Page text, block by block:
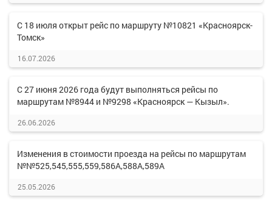
С 18 июля открыт рейс по маршруту №10821 «Красноярск-
Томск»
16.07.2026
С 27 июня 2026 года будут выполняться рейсы по
маршрутам №8944 и №9298 «Красноярск — Кызыл».
26.06.2026
Изменения в стоимости проезда на рейсы по маршрутам
№№525,545,555,559,586А,588А,589А
25.05.2026